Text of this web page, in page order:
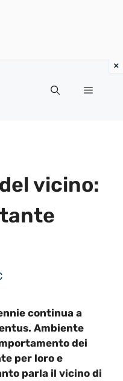
Menu
vicino:
continua a
Ambiente
dei
per loro e
parla il vicino di